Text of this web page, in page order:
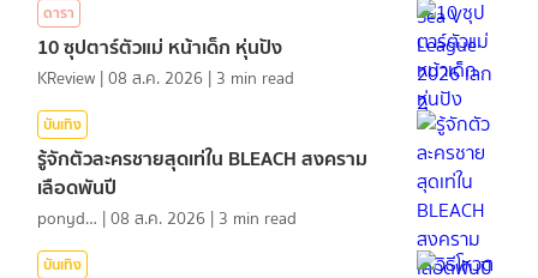
ดารา
10 ซุปตาร์ตัวแม่ หน้าเด็ก หุ่นปัง
KReview |08 ส.ค. 2026 | 3 min read
บันเทิง
รู้จักตัวละครชายสุดเท่ใน BLEACH สงคราม
เลือดพันปี
ponydiary |08 ส.ค. 2026 | 3 min read
บันเทิง